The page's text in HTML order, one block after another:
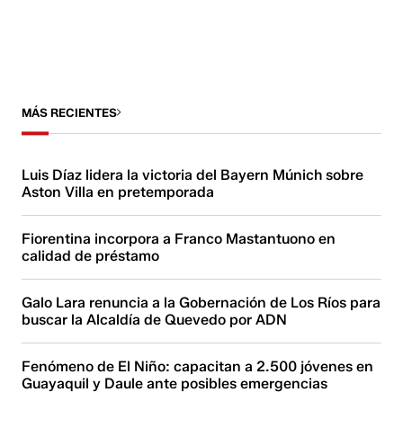
MÁS RECIENTES
Luis Díaz lidera la victoria del Bayern Múnich sobre
Aston Villa en pretemporada
Fiorentina incorpora a Franco Mastantuono en
calidad de préstamo
Galo Lara renuncia a la Gobernación de Los Ríos para
buscar la Alcaldía de Quevedo por ADN
Fenómeno de El Niño: capacitan a 2.500 jóvenes en
Guayaquil y Daule ante posibles emergencias